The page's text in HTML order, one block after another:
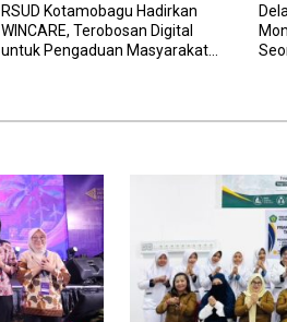
RSUD Kotamobagu Hadirkan
WINCARE, Terobosan Digital
untuk Pengaduan Masyarakat